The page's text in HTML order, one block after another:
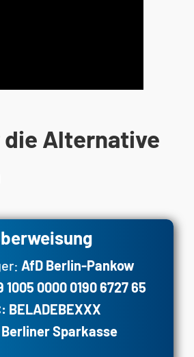
Alternative
AfD Berlin-Pankow
1005 0000 0190 6727 65
: BELADEBEXXX
Berliner Sparkasse